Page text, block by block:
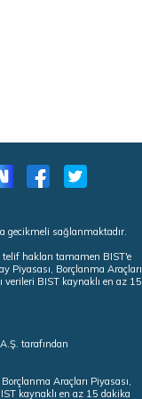
gecikmeli sağlanmaktadır.
hakları tamamen BIST'e
Piyasası, Borçlanma Araçları
verileri BIST kaynaklı en az 15
tarafından
Araçları Piyasası,
kaynaklı en az 15 dakika